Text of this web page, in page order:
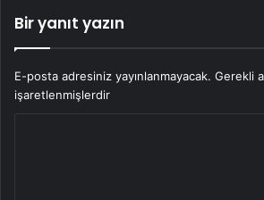
Bir yanıt yazın
E-posta adresiniz yayınlanmayacak. Gerekli
işaretlenmişlerdir